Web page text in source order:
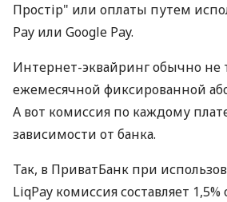
Простір" или оплаты путем
Pay или Google Pay.
Интернет-эквайринг обычно не
ежемесячной фиксированной
А вот комиссия по каждому
зависимости от банка.
Так, в ПриватБанк при
LiqPay комиссия составляет